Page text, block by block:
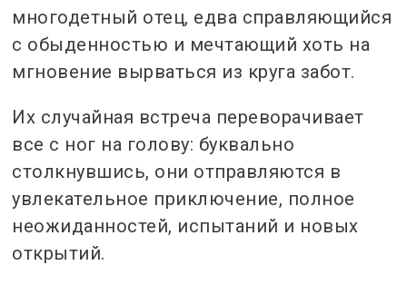
многодетный отец, едва справляющийся
с обыденностью и мечтающий хоть на
мгновение вырваться из круга забот.
Их случайная встреча переворачивает
все с ног на голову: буквально
столкнувшись, они отправляются в
увлекательное приключение, полное
неожиданностей, испытаний и новых
открытий.